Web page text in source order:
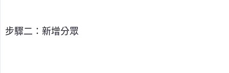
步驟二：新增分眾